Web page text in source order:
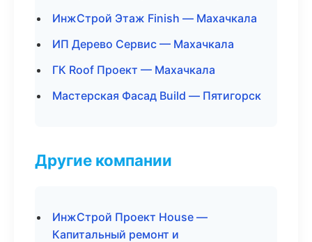
ИнжСтрой Этаж Finish — Махачкала
ИП Дерево Сервис — Махачкала
ГК Roof Проект — Махачкала
Мастерская Фасад Build — Пятигорск
Другие компании
ИнжСтрой Проект House —
Капитальный ремонт и